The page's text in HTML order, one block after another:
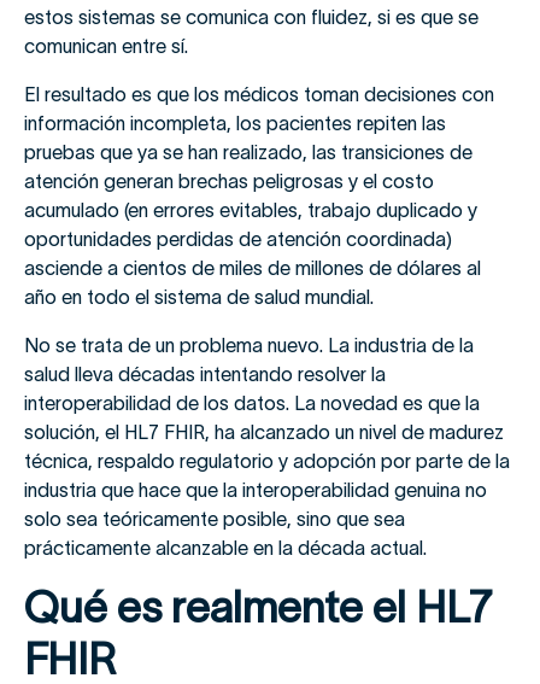
estos sistemas se comunica con fluidez, si es que se
comunican entre sí.
El resultado es que los médicos toman decisiones con
información incompleta, los pacientes repiten las
pruebas que ya se han realizado, las transiciones de
atención generan brechas peligrosas y el costo
acumulado (en errores evitables, trabajo duplicado y
oportunidades perdidas de atención coordinada)
asciende a cientos de miles de millones de dólares al
año en todo el sistema de salud mundial.
No se trata de un problema nuevo. La industria de la
salud lleva décadas intentando resolver la
interoperabilidad de los datos. La novedad es que la
solución, el HL7 FHIR, ha alcanzado un nivel de madurez
técnica, respaldo regulatorio y adopción por parte de la
industria que hace que la interoperabilidad genuina no
solo sea teóricamente posible, sino que sea
prácticamente alcanzable en la década actual.
Qué es realmente el HL7
FHIR